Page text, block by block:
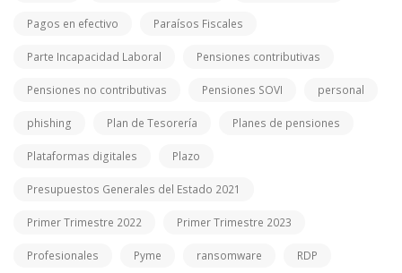
Pagos en efectivo Paraísos Fiscales
Parte Incapacidad Laboral Pensiones contributivas
Pensiones no contributivas Pensiones SOVI personal
phishing Plan de Tesorería Planes de pensiones
Plataformas digitales Plazo
Presupuestos Generales del Estado 2021
Primer Trimestre 2022 Primer Trimestre 2023
Profesionales Pyme ransomware RDP